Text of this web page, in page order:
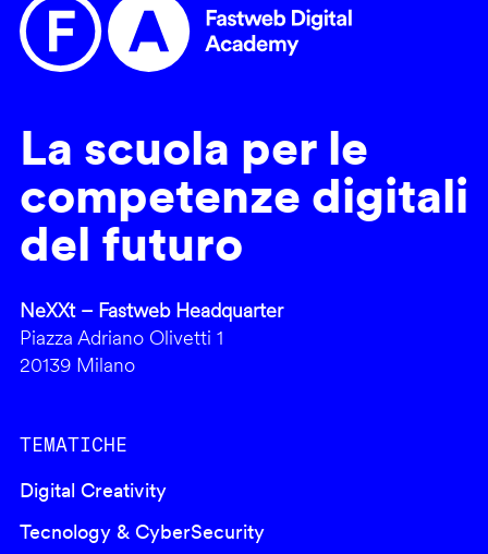
La scuola per le
competenze digitali
del futuro
NeXXt – Fastweb Headquarter
Piazza Adriano Olivetti 1
20139 Milano
TEMATICHE
Digital Creativity
Tecnology & CyberSecurity